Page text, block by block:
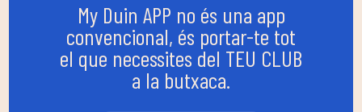
My Duin APP no és una app
convencional, és portar-te tot
el que necessites del TEU CLUB
a la butxaca.